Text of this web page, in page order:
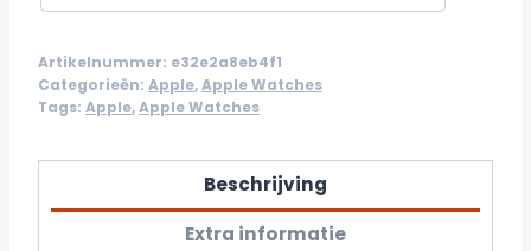
Artikelnummer: e32e2a8eb4f1
Categorieën: Apple,Apple Watches
Tags: Apple,Apple Watches
Beschrijving
Extra informatie